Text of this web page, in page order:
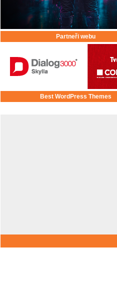
Partneři webu
Best WordPress Themes